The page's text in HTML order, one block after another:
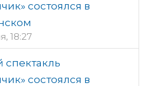
состоялся в
18:27
состоялся в